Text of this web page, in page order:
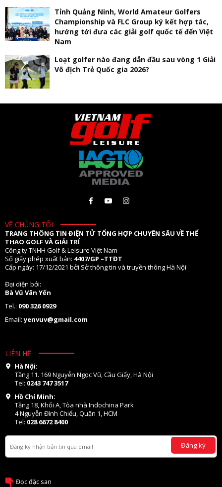
Tỉnh Quảng Ninh, World Amateur Golfers
Championship và FLC Group ký kết hợp tác,
hướng tới đưa các giải golf quốc tế đến Việt
Nam
Loạt golfer nào đang dẫn đầu sau vòng 1 Giải
Vô địch Trẻ Quốc gia 2026?
VỀ CHÚNG TÔI
TRANG THÔNG TIN ĐIỆN TỬ TỔNG HỢP CHUYÊN SÂU VỀ THỂ
THAO GOLF VÀ GIẢI TRÍ
Công ty TNHH Golf & Leisure Việt Nam
Số giấy phép xuất bản: 4407/GP –TTĐT
Cấp ngày: 17/12/2021 bởi Sở thông tin và truyền thông Hà Nội
Đại diện bởi:
Bà Vũ Vân Yến
Tel.: 090 326 0929
Email:yenvuv@gmail.com
LIÊN HỆ
Hà Nội:
Tầng 11. 169 Nguyễn Ngọc Vũ, Cầu Giấy, Hà Nội
Tel: 0243 747 3517
Hồ Chí Minh:
Tầng 18, Khối A, Tòa nhà Indochina Park
4 Nguyễn Đình Chiểu, Quận 1, HCM
Tel: 028 6672 8400
Đăng ký
Đọc đặc san